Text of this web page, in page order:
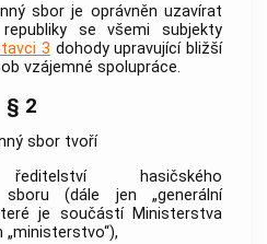
sbor je oprávněn uzavírat
se všemi subjekty
3 dohody upravující bližší
vzájemné spolupráce.
§ 2
sbor tvoří
hasičského
sboru (dále jen „generální
je součástí Ministerstva
„ministerstvo“),